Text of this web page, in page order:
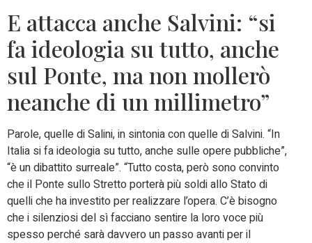
E attacca anche Salvini: “si
fa ideologia su tutto, anche
sul Ponte, ma non mollerò
neanche di un millimetro”
Parole, quelle di Salini, in sintonia con quelle di Salvini. “In
Italia si fa ideologia su tutto, anche sulle opere pubbliche”,
“è un dibattito surreale”. “Tutto costa, però sono convinto
che il Ponte sullo Stretto porterà più soldi allo Stato di
quelli che ha investito per realizzare l’opera. C’è bisogno
che i silenziosi del sì facciano sentire la loro voce più
spesso perché sarà davvero un passo avanti per il